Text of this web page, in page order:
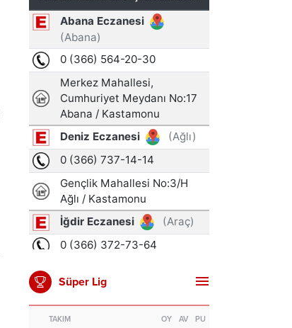
Süper Lig
TAKIM OY AV PU